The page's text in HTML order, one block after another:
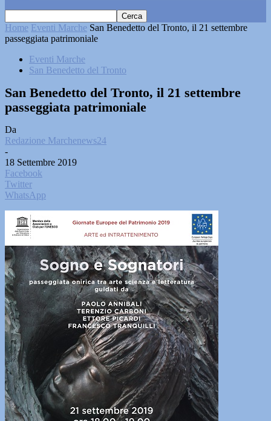
Home Eventi Marche San Benedetto del Tronto, il 21 settembre
passeggiata patrimoniale
Eventi Marche
San Benedetto del Tronto
San Benedetto del Tronto, il 21 settembre
passeggiata patrimoniale
Da
Redazione Marchenews24
-
18 Settembre 2019
Facebook
Twitter
WhatsApp